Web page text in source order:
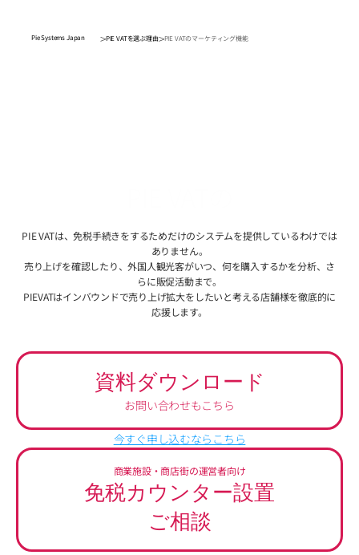
Pie Systems Japan >PIE VATを選ぶ理由>PIE VATのマーケティング機能
マーケティング機能
PIE VATは、免税手続きをするためだけのシステムを提供しているわけでは
ありません。
売り上げを確認したり、外国人観光客がいつ、何を購入するかを分析、さ
らに販促活動まで。
PIEVATはインバウンドで売り上げ拡大をしたいと考える店舗様を徹底的に
応援します。
資料ダウンロード
お問い合わせもこちら
今すぐ申し込むならこちら
免税カウンター設置
ご相談
商業施設・商店街の運営者向け